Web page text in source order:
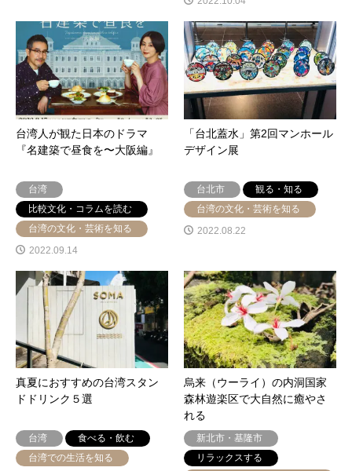
台湾人が観た日本のドラマ
『名建築で昼食を〜大阪編』
台湾
比較文化・コラムを読む
台湾の文化・芸術を知る
2022.09.14
「台北蓋水」第2回マンホール
デザイン展
台北市
観る・知る
台湾の文化・芸術を知る
2022.08.22
真夏におすすめの台湾スタン
ドドリンク５選
台湾
食べる・飲む
台湾での生活を知る
烏来（ウーライ）の内洞国家
森林遊楽区で大自然に癒やさ
れる
新北市・基隆市
リラックスする